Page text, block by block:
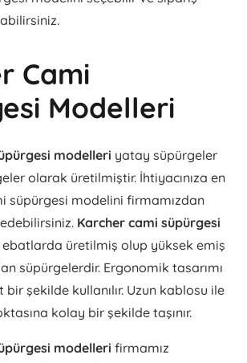
Cami
Modelleri
modelleri yatay süpürgeler
olarak üretilmiştir. İhtiyacınıza en
süpürgesi modelini firmamızdan
Karcher cami süpürgesi
ebatlarda üretilmiş olup yüksek emiş
süpürgelerdir. Ergonomik tasarımı
şekilde kullanılır. Uzun kablosu ile
kolay bir şekilde taşınır.
modelleri firmamız